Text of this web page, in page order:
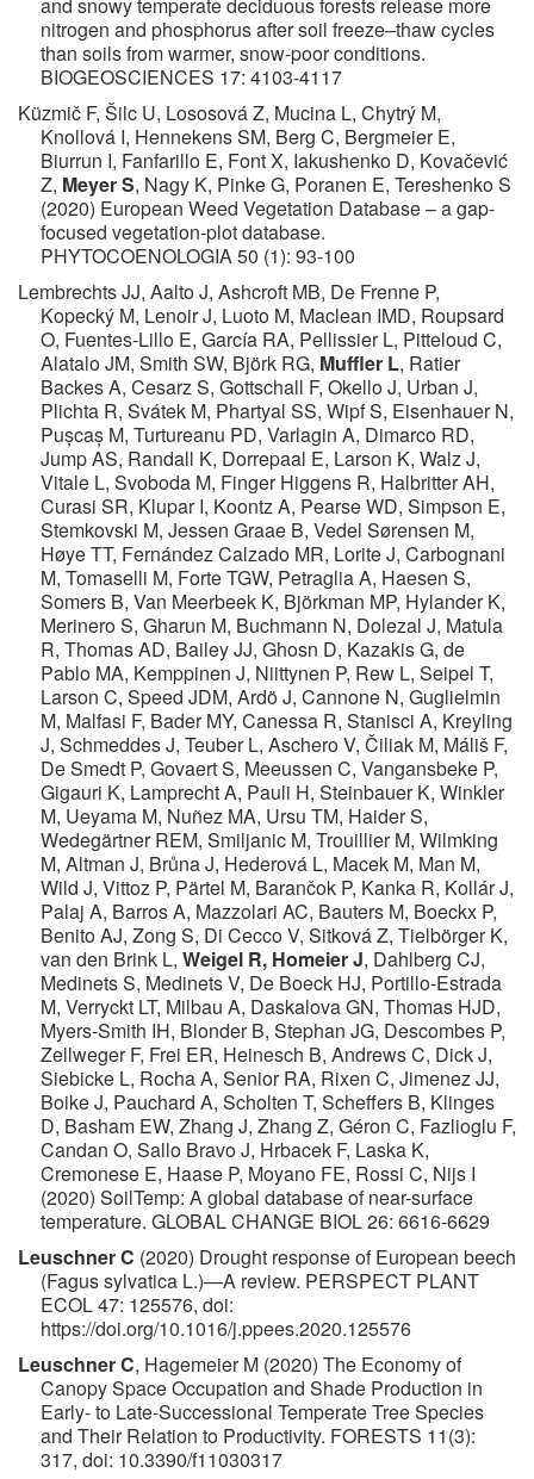
nitrogen and phosphorus after soil freeze–thaw cycles
than soils from warmer, snow-poor conditions.
BIOGEOSCIENCES 17: 4103-4117
Küzmič F, Šilc U, Lososová Z, Mucina L, Chytrý M,
Knollová I, Hennekens SM, Berg C, Bergmeier E,
Biurrun I, Fanfarillo E, Font X, Iakushenko D, Kovačević
Z, Meyer S, Nagy K, Pinke G, Poranen E, Tereshenko S
(2020) European Weed Vegetation Database – a gap-
focused vegetation-plot database.
PHYTOCOENOLOGIA 50 (1): 93-100
Lembrechts JJ, Aalto J, Ashcroft MB, De Frenne P,
Kopecký M, Lenoir J, Luoto M, Maclean IMD, Roupsard
O, Fuentes-Lillo E, García RA, Pellissier L, Pitteloud C,
Alatalo JM, Smith SW, Björk RG, Muffler L, Ratier
Backes A, Cesarz S, Gottschall F, Okello J, Urban J,
Plichta R, Svátek M, Phartyal SS, Wipf S, Eisenhauer N,
Pușcaș M, Turtureanu PD, Varlagin A, Dimarco RD,
Jump AS, Randall K, Dorrepaal E, Larson K, Walz J,
Vitale L, Svoboda M, Finger Higgens R, Halbritter AH,
Curasi SR, Klupar I, Koontz A, Pearse WD, Simpson E,
Stemkovski M, Jessen Graae B, Vedel Sørensen M,
Høye TT, Fernández Calzado MR, Lorite J, Carbognani
M, Tomaselli M, Forte TGW, Petraglia A, Haesen S,
Somers B, Van Meerbeek K, Björkman MP, Hylander K,
Merinero S, Gharun M, Buchmann N, Dolezal J, Matula
R, Thomas AD, Bailey JJ, Ghosn D, Kazakis G, de
Pablo MA, Kemppinen J, Niittynen P, Rew L, Seipel T,
Larson C, Speed JDM, Ardö J, Cannone N, Guglielmin
M, Malfasi F, Bader MY, Canessa R, Stanisci A, Kreyling
J, Schmeddes J, Teuber L, Aschero V, Čiliak M, Máliš F,
De Smedt P, Govaert S, Meeussen C, Vangansbeke P,
Gigauri K, Lamprecht A, Pauli H, Steinbauer K, Winkler
M, Ueyama M, Nuñez MA, Ursu TM, Haider S,
Wedegärtner REM, Smiljanic M, Trouillier M, Wilmking
M, Altman J, Brůna J, Hederová L, Macek M, Man M,
Wild J, Vittoz P, Pärtel M, Barančok P, Kanka R, Kollár J,
Palaj A, Barros A, Mazzolari AC, Bauters M, Boeckx P,
Benito AJ, Zong S, Di Cecco V, Sitková Z, Tielbörger K,
van den Brink L, Weigel R, Homeier J, Dahlberg CJ,
Medinets S, Medinets V, De Boeck HJ, Portillo-Estrada
M, Verryckt LT, Milbau A, Daskalova GN, Thomas HJD,
Myers-Smith IH, Blonder B, Stephan JG, Descombes P,
Zellweger F, Frei ER, Heinesch B, Andrews C, Dick J,
Siebicke L, Rocha A, Senior RA, Rixen C, Jimenez JJ,
Boike J, Pauchard A, Scholten T, Scheffers B, Klinges
D, Basham EW, Zhang J, Zhang Z, Géron C, Fazlioglu F,
Candan O, Sallo Bravo J, Hrbacek F, Laska K,
Cremonese E, Haase P, Moyano FE, Rossi C, Nijs I
(2020) SoilTemp: A global database of near-surface
temperature. GLOBAL CHANGE BIOL 26: 6616-6629
Leuschner C (2020) Drought response of European beech
(Fagus sylvatica L.)—A review. PERSPECT PLANT
ECOL 47: 125576, doi:
https://doi.org/10.1016/j.ppees.2020.125576
Leuschner C, Hagemeier M (2020) The Economy of
Canopy Space Occupation and Shade Production in
Early- to Late-Successional Temperate Tree Species
and Their Relation to Productivity. FORESTS 11(3):
317, doi: 10.3390/f11030317